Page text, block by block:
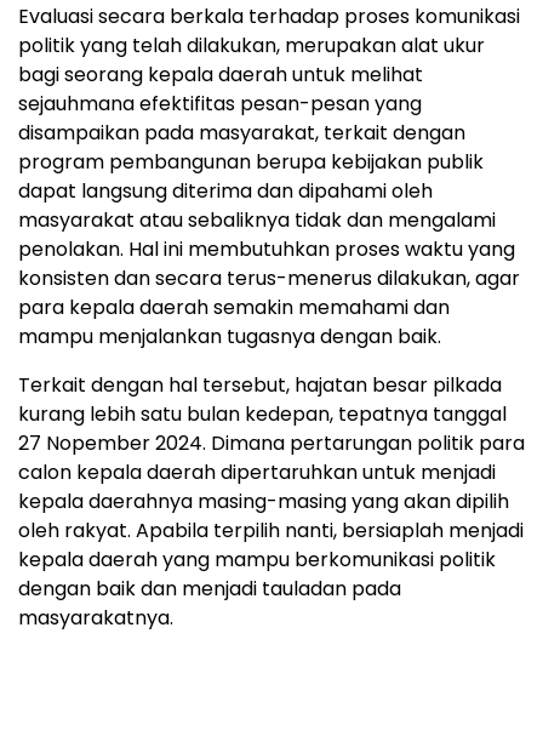
Evaluasi secara berkala terhadap proses komunikasi
politik yang telah dilakukan, merupakan alat ukur
bagi seorang kepala daerah untuk melihat
sejauhmana efektifitas pesan-pesan yang
disampaikan pada masyarakat, terkait dengan
program pembangunan berupa kebijakan publik
dapat langsung diterima dan dipahami oleh
masyarakat atau sebaliknya tidak dan mengalami
penolakan. Hal ini membutuhkan proses waktu yang
konsisten dan secara terus-menerus dilakukan, agar
para kepala daerah semakin memahami dan
mampu menjalankan tugasnya dengan baik.
Terkait dengan hal tersebut, hajatan besar pilkada
kurang lebih satu bulan kedepan, tepatnya tanggal
27 Nopember 2024. Dimana pertarungan politik para
calon kepala daerah dipertaruhkan untuk menjadi
kepala daerahnya masing-masing yang akan dipilih
oleh rakyat. Apabila terpilih nanti, bersiaplah menjadi
kepala daerah yang mampu berkomunikasi politik
dengan baik dan menjadi tauladan pada
masyarakatnya.